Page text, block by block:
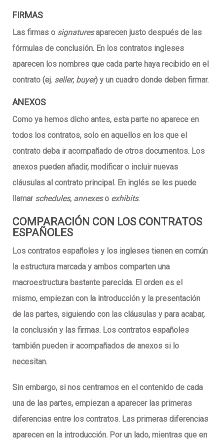
FIRMAS
Las firmas o signaturesaparecen justo después de las
fórmulas de conclusión. En los contratos ingleses
aparecen los nombres que cada parte haya recibido en el
contrato (ej. seller, buyer) y un cuadro donde deben firmar.
ANEXOS
Como ya hemos dicho antes, esta parte no aparece en
todos los contratos, solo en aquellos en los que el
contrato deba ir acompañado de otros documentos. Los
anexos pueden añadir, modificar o incluir nuevas
cláusulas al contrato principal. En inglés se les puede
llamar schedules, annexeso exhibits.
COMPARACIÓN CON LOS CONTRATOS
ESPAÑOLES
Los contratos españoles y los ingleses tienen en común
la estructura marcada y ambos comparten una
macroestructura bastante parecida. El orden es el
mismo, empiezan con la introducción y la presentación
de las partes, siguiendo con las cláusulas y para acabar,
la conclusión y las firmas. Los contratos españoles
también pueden ir acompañados de anexos si lo
necesitan.
Sin embargo, si nos centramos en el contenido de cada
una de las partes, empiezan a aparecer las primeras
diferencias entre los contratos. Las primeras diferencias
aparecen en la introducción. Por un lado, mientras que en